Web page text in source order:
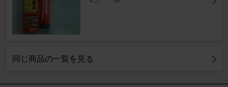
同じ商品の一覧を見る